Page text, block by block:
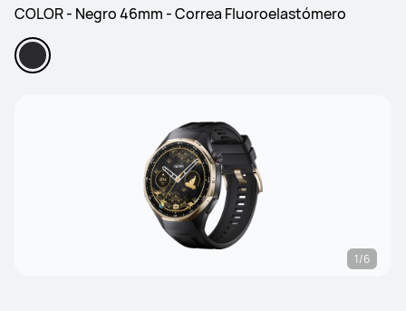
COLOR - Negro 46mm - Correa Fluoroelastómero
1/6